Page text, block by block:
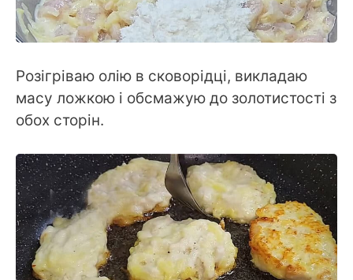
Розігріваю олію в сковорідці, викладаю
масу ложкою і обсмажую до золотистості з
обох сторін.